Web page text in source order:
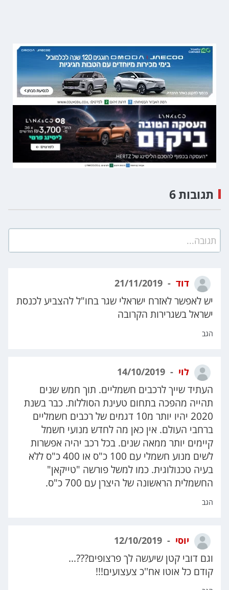
תגובה...
דוד
יש לאפשר לאזרח ישראלי שגר בחו"ל להצביע לכנסת
ישראל בשגרירות הקרובה
הגב
לוי
העתיד שייך לרכבים חשמליים. תוך חמש שנים
תהייה מהפכה בתחום טעינת הסוללות. כבר בשנת
2020 יהיו יותר מ10 דגמים של רכבים חשמליים
ברחבי העולם. אין כאן מה לחדש מנועי חשמל
קיימים יותר ממאה שנים. בכל רכב יהיה אפשרות
לשים מנוע חשמלי עם 100 כ"ס או 400 כ"ס ללא
בעיה טכנולוגית. כמו למשל פורשה "טייקאן"
החשמלית הראשונה של היצרן עם 700 כ"ס.
הגב
יוסי
וגם דובי קטן שיעשה לך פרצופים???...
קודם כל אוטו אח''כ צעצועים!!!